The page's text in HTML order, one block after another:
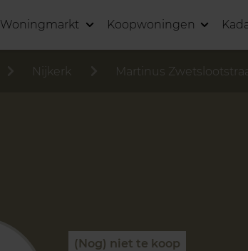
Woningmarkt Koopwoningen
Nijkerk Martinus
(Nog) niet te koop